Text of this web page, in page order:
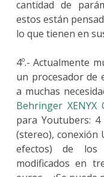
cantidad de
estos están
lo que tienen en
4º.- Actualmente
un procesador de
a muchas
Behringer XENYX
para Youtubers:
(stereo), conexión
efectos) de los
modificados en